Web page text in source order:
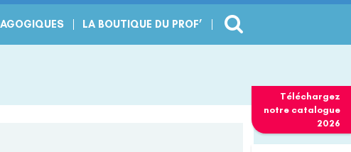
Téléchargez
notre catalogue
2026
LA BOUTIQUE DU PROF’